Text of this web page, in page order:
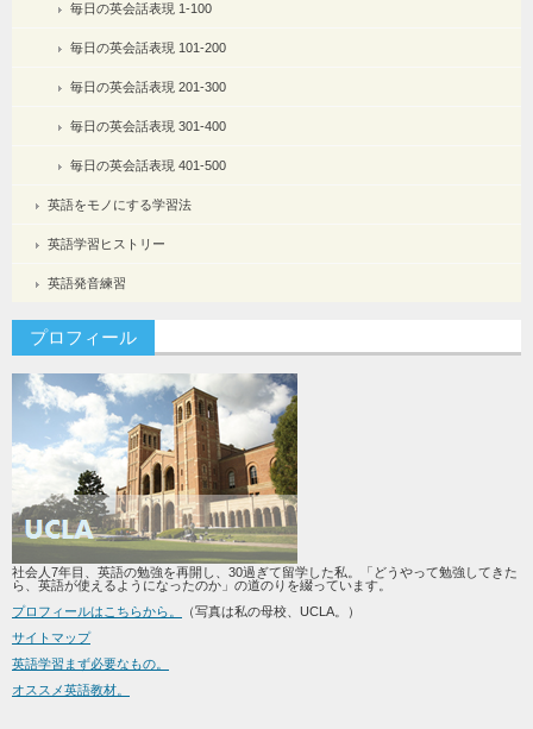
毎日の英会話表現 1-100
毎日の英会話表現 101-200
毎日の英会話表現 201-300
毎日の英会話表現 301-400
毎日の英会話表現 401-500
英語をモノにする学習法
英語学習ヒストリー
英語発音練習
プロフィール
社会人7年目、英語の勉強を再開し、30過ぎて留学した私。「どうやって勉強してきた
ら、英語が使えるようになったのか」の道のりを綴っています。
プロフィールはこちらから。
（写真は私の母校、UCLA。）
サイトマップ
英語学習まず必要なもの。
オススメ英語教材。